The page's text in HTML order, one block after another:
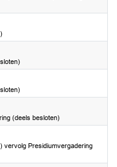
(deels besloten)
vervolg Presidiumvergadering